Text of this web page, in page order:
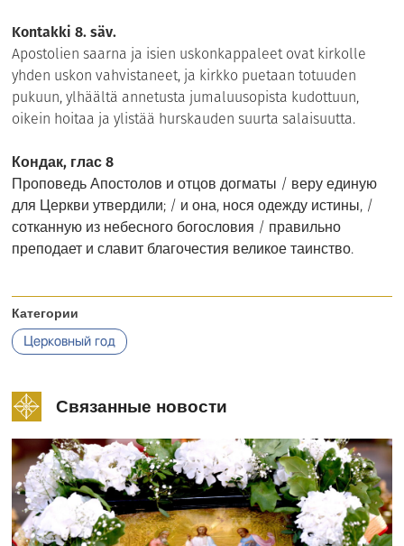
Kontakki 8. säv.
Apostolien saarna ja isien uskonkappaleet ovat kirkolle
yhden uskon vahvistaneet, ja kirkko puetaan totuuden
pukuun, ylhäältä annetusta jumaluusopista kudottuun,
oikein hoitaa ja ylistää hurskauden suurta salaisuutta.
Кондак, глас 8
Проповедь Апостолов и отцов догматы / веру единую
для Церкви утвердили; / и она, нося одежду истины, /
сотканную из небесного богословия / правильно
преподает и славит благочестия великое таинство.
Категории
Церковный год
Связанные новости